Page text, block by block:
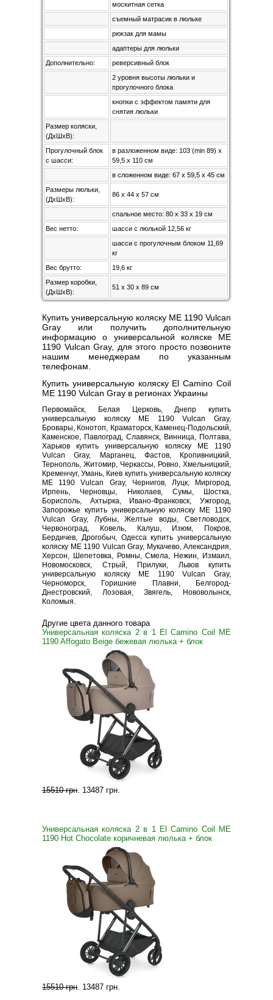
москитная сетка
съемный матрасик в люльке
рюкзак для мамы
адаптеры для люльки
Дополнительно:
реверсивный блок
2 уровня высоты люльки и
прогулочного блока
кнопки с эффектом памяти для
снятия люльки
Размер коляски,
(ДхШхВ):
Прогулочный блок
с шасси:
в разложенном виде: 103 (min 89) х
59,5 х 110 см
в сложенном виде: 67 х 59,5 х 45 см
Размеры люльки,
(ДхШхВ):
86 х 44 х 57 см
спальное место: 80 х 33 x 19 см
Вес нетто:
шасси с люлькой 12,56 кг
шасси с прогулочным блоком 11,69
кг
Вес брутто:
19,6 кг
Размер коробки,
(ДхШхВ):
51 х 30 х 89 см
Купить универсальную коляску ME 1190 Vulcan
Gray или получить дополнительную
информацию о универсальной коляске ME
1190 Vulcan Gray, для этого просто позвоните
нашим менеджерам по указанным
телефонам.
Купить универсальную коляску El Camino Coil
ME 1190 Vulcan Gray в регионах Украины
Первомайск, Белая Церковь, Днепр купить
универсальную коляску ME 1190 Vulcan Gray,
Бровары, Конотоп, Краматорск, Каменец-Подольский,
Каменское, Павлоград, Славянск, Винница, Полтава,
Харьков купить универсальную коляску ME 1190
Vulcan Gray, Марганец, Фастов, Кропивницкий,
Тернополь, Житомир, Черкассы, Ровно, Хмельницкий,
Кременчуг, Умань, Киев купить универсальную коляску
ME 1190 Vulcan Gray, Чернигов, Луцк, Миргород,
Ирпень, Черновцы, Николаев, Сумы, Шостка,
Борисполь, Ахтырка, Ивано-Франковск, Ужгород,
Запорожье купить универсальную коляску ME 1190
Vulcan Gray, Лубны, Желтые воды, Светловодск,
Червоноград, Ковель, Калуш, Изюм, Покров,
Бердичев, Дрогобыч, Одесса купить универсальную
коляску ME 1190 Vulcan Gray, Мукачево, Александрия,
Херсон, Шепетовка, Ромны, Смела, Нежин, Измаил,
Новомосковск, Стрый, Прилуки, Львов купить
универсальную коляску ME 1190 Vulcan Gray,
Черноморск, Горишние Плавни, Белгород-
Днестровский, Лозовая, Звягель, Нововолынск,
Коломыя.
Другие цвета данного товара
Универсальная коляска 2 в 1 El Camino Coil ME
1190 Affogato Beige бежевая люлька + блок
15510 грн. 13487 грн.
Универсальная коляска 2 в 1 El Camino Coil ME
1190 Hot Chocolate коричневая люлька + блок
15510 грн. 13487 грн.